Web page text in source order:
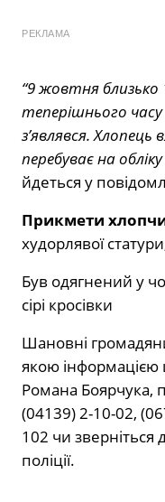
РЕКЛАМА
“9 жовтня близько
теперішнього
з’являвся.
перебуває на
йдеться у
Прикмети
худорлявої
Був одягнений у
сірі кросівки
Шановні
якою
Романа Боярчука,
(04139) 2-10-02,
102 чи зверніться
поліції.